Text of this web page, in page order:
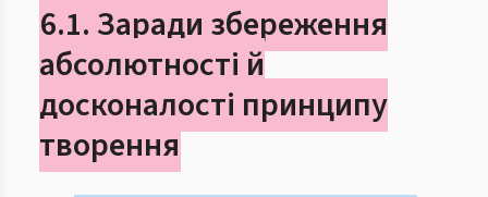
6.1. Заради збереження
абсолютності й
досконалості принципу
творення